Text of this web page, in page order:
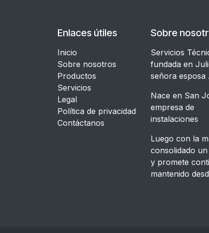
Enlaces útiles
Inicio
Sobre nosotros
Productos
Servicios
Legal
​Política de privacidad
Contáctanos
Sobre
Servicios
fundada en
señora esposa
Nace en San
empresa de
Luego con la
consolidado
y promete
mantenido